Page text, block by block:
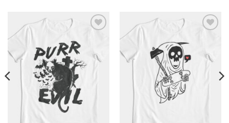
бажань
бажань